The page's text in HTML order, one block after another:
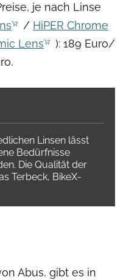
je nach Linse
/ HiPER Chrome
Lens
): 189 Euro/
Linsen lässt
Bedürfnisse
Die Qualität der
Terbeck, BikeX-
Abus, gibt es in